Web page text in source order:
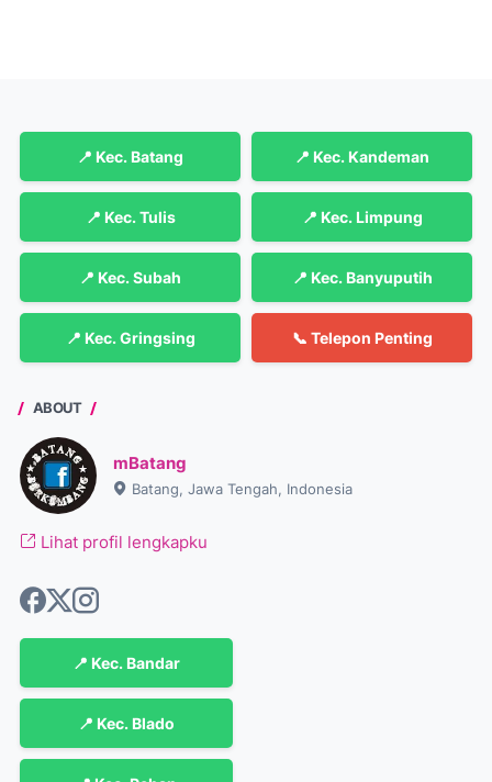
📍 Kec. Batang 📍 Kec. Kandeman
📍 Kec. Tulis 📍 Kec. Limpung
📍 Kec. Subah 📍 Kec. Banyuputih
📍 Kec. Gringsing 📞 Telepon Penting
ABOUT
mBatang
Batang, Jawa Tengah, Indonesia
Lihat profil lengkapku
📍 Kec. Bandar
📍 Kec. Blado